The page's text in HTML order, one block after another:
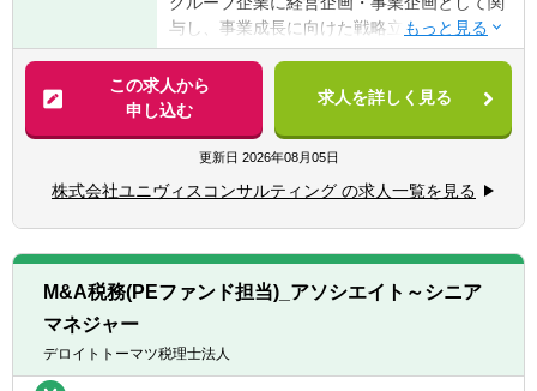
業など）
※経営企画・事業企画の経験は不問です
※ポテンシャル採用も積極的に行っています
部門責任者が伴走しながら業務をキャッチア
ップいただくため、未経験の領域にも安心し
て挑戦いただけます。
■現場に入り込み、課題解決にコミットでき
る方
る方
与し、事業成長に向けた戦略立案と実行を担
います。
▽具体的には
■経営戦略／事業戦略の立案・実行支援
■売上・コスト分析、KPI設計、改善施策の立
■新規事業の立ち上げ支援、グロース施策の
推進
■経営陣とのディスカッション、意思決定支
■現場チームとの連携・業務改善
働き方となります
この求人から
申し込む
求人を詳しく見る
更新日 2026年08月05日
株式会社ユニヴィスコンサルティング の求人一覧を見る
M&A税務(PEファンド担当)_アソシエイト～シニア
マネジャー
デロイトトーマツ税理士法人